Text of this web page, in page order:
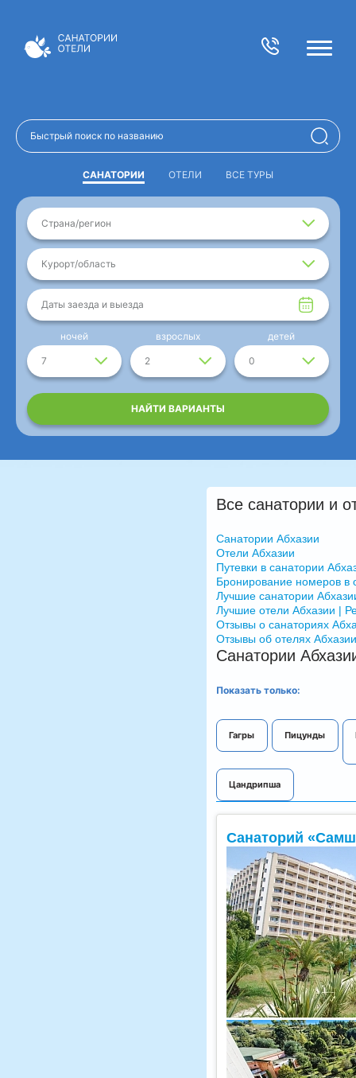
САНАТОРИИ ОТЕЛИ ВСЕ ТУРЫ
Страна/регион
Курорт/область
Даты заезда и выезда
7
ночей
2
взрослых
0
детей
НАЙТИ ВАРИАНТЫ
Все санатории и
Санатории Абхазии
Отели Абхазии
Путевки в санатории
Бронирование номеров в
Лучшие санатории
Лучшие отели Абхазии |
Отзывы о санаториях
Отзывы об отелях Абхазии
Санатории
Показать только:
Гагры Пицунды
Цандрипша
Санаторий